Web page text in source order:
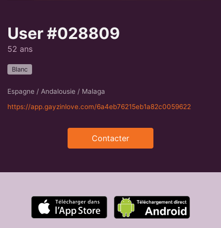
User #028809
52 ans
Blanc
Espagne / Andalousie / Malaga
https://app.gayzinlove.com/6a4eb76215eb1a82c0059622
Contacter